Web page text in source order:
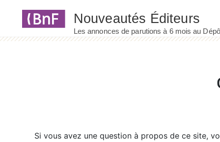
Si vous avez une question à propos de ce site,